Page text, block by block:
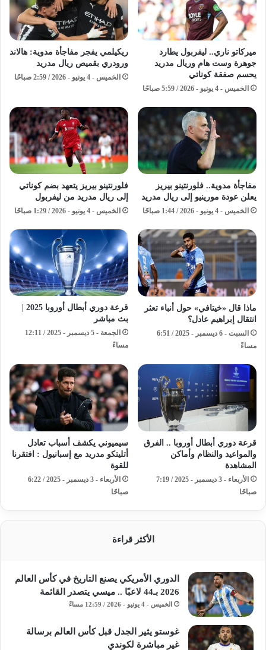
ميركاتو ناري.. ليفربول يطارد
جوهرة وست هام وريال مدريد
يحسم صفقة كوناتي
الخميس - 4 يونيو - 2026 / 5:59 صباحًا
ريكيلمي يفجر مفاجأة مدوية: هالاند
ورودري بقميص ريال مدريد
الخميس - 4 يونيو - 2026 / 2:59 صباحًا
مفاجأة مدوية.. فلورنتينو بيريز
يعلن عودة مورينيو إلى ريال مدريد
الخميس - 4 يونيو - 2026 / 1:44 صباحًا
فلورنتينو بيريز يتعهد بضم كوناتي
إلى ريال مدريد من ليفربول
الخميس - 4 يونيو - 2026 / 1:29 صباحًا
ماذا قال «خيتافي» حول أنباء تعثر
انتقال إبراهيم عادل؟
السبت - 6 ديسمبر - 2025 / 6:51
مساءً
بث مباشر
الجمعة - 5 ديسمبر - 2025 / 12:11
مساءً
قرعة دوري أبطال أوروبا .. الفرق
والمواعيد والنظام وأماكن
المشاهدة
الأربعاء - 3 ديسمبر - 2025 / 7:19
صباحًا
سيميوني يكشف أسباب تعادل
أتليتكو مدريد مع إسبانيول : افتقرنا
للقوة
الأربعاء - 3 ديسمبر - 2025 / 6:22
صباحًا
الأكثر قراءة
الدوري الأمريكي يصنع التاريخ في كأس العالم
2026 بـ44 لاعبًا .. ميسي يتصدر القائمة
الخميس - 4 يونيو - 2026 / 12:59 مساءً
غوستو يثير الجدل قبل كأس العالم برسالة
غير مباشرة لكوندي